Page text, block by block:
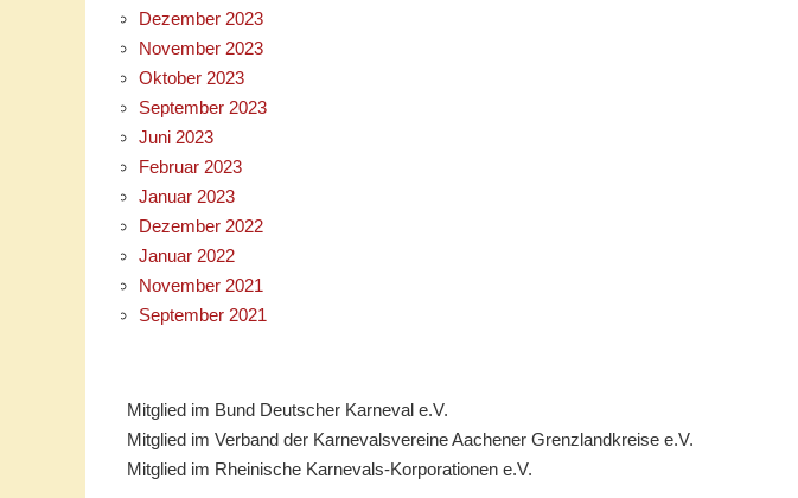
Dezember 2023
November 2023
Oktober 2023
September 2023
Juni 2023
Februar 2023
Januar 2023
Dezember 2022
Januar 2022
November 2021
September 2021
Mitglied im Bund Deutscher Karneval e.V.
Mitglied im Verband der Karnevalsvereine Aachener Grenzlandkreise e.V.
Mitglied im Rheinische Karnevals-Korporationen e.V.